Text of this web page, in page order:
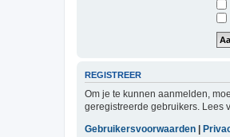
REGISTREER
Om je te kunnen aanmelden,
geregistreerde gebruikers. Lees
Gebruikersvoorwaarden |